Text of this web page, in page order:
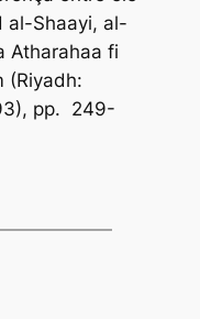
al-Shaayi, al-
Atharahaa fi
(Riyadh:
pp. 249-